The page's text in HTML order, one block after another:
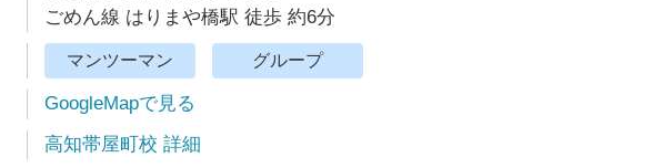
ごめん線 はりまや橋駅 徒歩 約6分
マンツーマン グループ
GoogleMapで見る
高知帯屋町校 詳細